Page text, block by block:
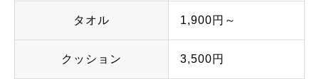
タオル 1,900円～
クッション 3,500円